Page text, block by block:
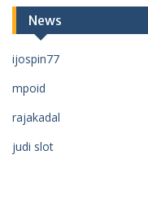
News
ijospin77
mpoid
rajakadal
judi slot